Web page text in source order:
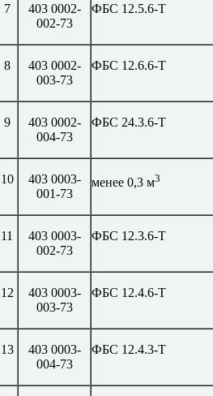
7
403 0002-
002-73
ФБС 12.5.6-Т
8
403 0002-
003-73
ФБС 12.6.6-Т
9
403 0002-
004-73
ФБС 24.3.6-Т
10
403 0003-
001-73
менее 0,3 м3
11
403 0003-
002-73
ФБС 12.3.6-Т
12
403 0003-
003-73
ФБС 12.4.6-Т
13
403 0003-
004-73
ФБС 12.4.3-Т